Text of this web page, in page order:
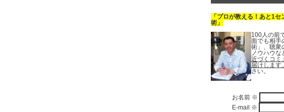
「プロが教える！あと1
術」
100人の前
面でも相手
術」、聴衆
ノウハウな
近づくコミ
届けします。
さい。
お名前 ※
E-mail ※